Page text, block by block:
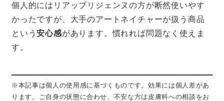
個人的にはリアップリジェンヌの方が断然使いやす
かったですが、大手のアートネイチャーが扱う商品
という安心感があります。慣れれば問題なく使えま
す。
※本記事は個人の使用感に基づくものです。効果には個人差があ
ります。ご自身の状態に合わせ、不安な方は皮膚科への相談をお